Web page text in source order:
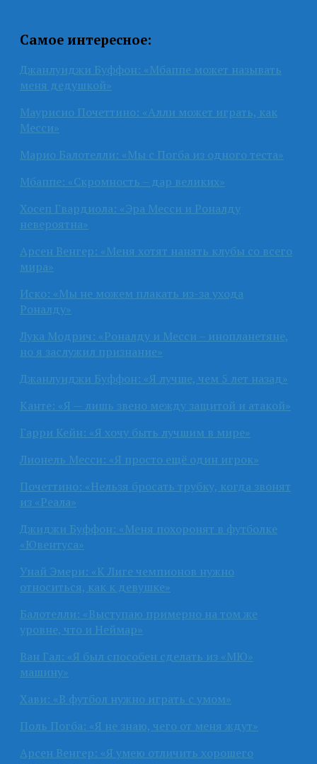
Самое интересное:
Джанлуиджи Буффон: «Мбаппе может называть
меня дедушкой»
Маурисио Почеттино: «Алли может играть, как
Месси»
Марио Балотелли: «Мы с Погба из одного теста»
Мбаппе: «Скромность – дар великих»
Хосеп Гвардиола: «Эра Месси и Роналду
невероятна»
Арсен Венгер: «Меня хотят нанять клубы со всего
мира»
Иско: «Мы не можем плакать из-за ухода
Роналду»
Лука Модрич: «Роналду и Месси – инопланетяне,
но я заслужил признание»
Джанлуиджи Буффон: «Я лучше, чем 5 лет назад»
Канте: «Я — лишь звено между защитой и атакой»
Гарри Кейн: «Я хочу быть лучшим в мире»
Лионель Месси: «Я просто ещё один игрок»
Почеттино: «Нельзя бросать трубку, когда звонят
из «Реала»
Джиджи Буффон: «Меня похоронят в футболке
«Ювентуса»
Унай Эмери: «К Лиге чемпионов нужно
относиться, как к девушке»
Балотелли: «Выступаю примерно на том же
уровне, что и Неймар»
Ван Гал: «Я был способен сделать из «МЮ»
машину»
Хави: «В футбол нужно играть с умом»
Поль Погба: «Я не знаю, чего от меня ждут»
Арсен Венгер: «Я умею отличить хорошего